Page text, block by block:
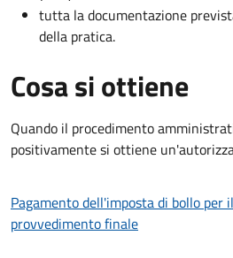
tutta la documentazione
della pratica.
Cosa si ottiene
Quando il procedimento
positivamente si ottiene
Pagamento dell'imposta di bollo per
provvedimento finale